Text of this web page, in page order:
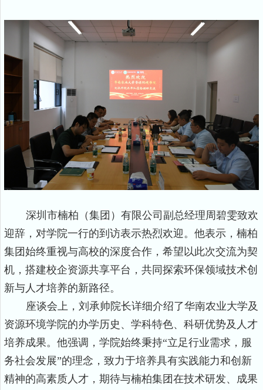
深圳市楠柏（集团）有限公司副总经理周碧雯致欢
迎辞，对学院一行的到访表示热烈欢迎。 他表示，楠柏
集团始终重视与高校的深度合作，希望以此次交流为契
机，搭建校企资源共享平台，共同探索环保领域技术创
新与人才培养的新路径。
座谈会上，刘承帅院长详细介绍了华南农业大学及
资源环境学院的办学历史、学科特色、科研优势及人才
培养成果。他强调，学院始终秉持“立足行业需求，服
务社会发展”的理念，致力于培养具有实践能力和创新
精神的高素质人才，期待与楠柏集团在技术研发、成果